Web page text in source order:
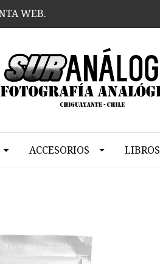
WEB.
ACCESORIOS LIBROS